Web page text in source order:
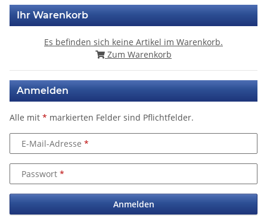
Ihr Warenkorb
Es befinden sich keine Artikel im Warenkorb.
Zum Warenkorb
Anmelden
Alle mit * markierten Felder sind Pflichtfelder.
E-Mail-Adresse
Passwort
Anmelden